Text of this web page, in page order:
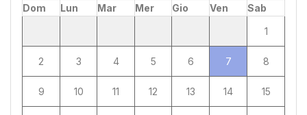
Dom Lun Mar Mer Gio Ven
Sab
1
2 3 4 5 6 7 8
9 10 11 12 13 14 15